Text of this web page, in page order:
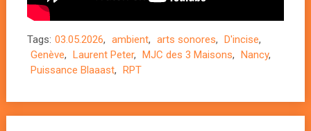
Tags: 03.05.2026, ambient, arts sonores, D'incise,
Genève, Laurent Peter, MJC des 3 Maisons, Nancy,
Puissance Blaaast, RPT